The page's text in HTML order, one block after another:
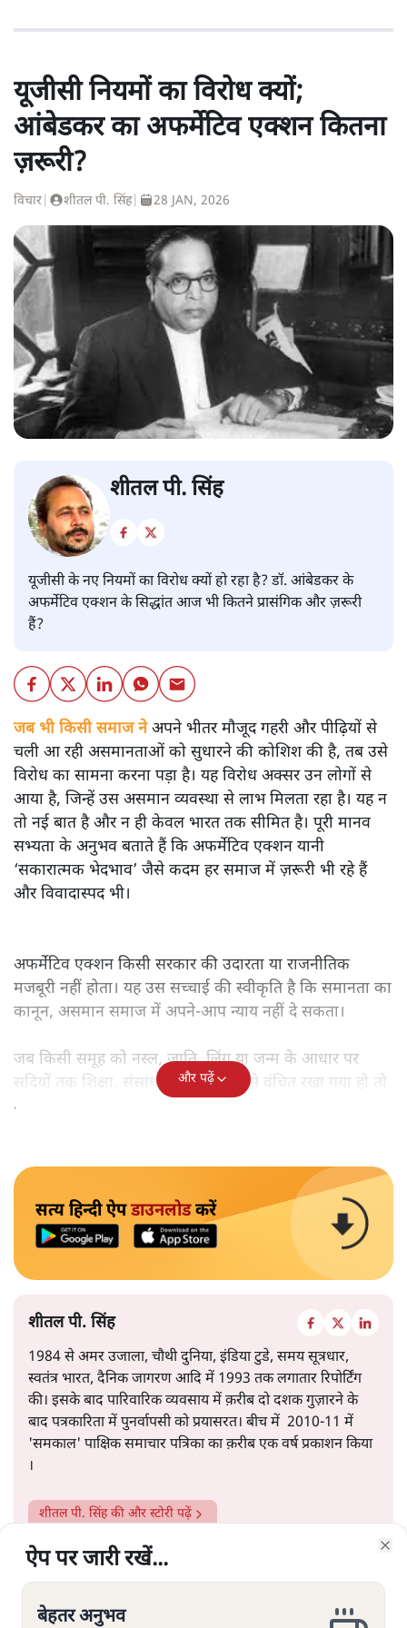
यूजीसी नियमों का विरोध क्यों;
आंबेडकर का अफर्मेटिव एक्शन कितना
ज़रूरी?
विचार शीतल पी. सिंह| 28 JAN, 2026
शीतल पी. सिंह
यूजीसी के नए नियमों का विरोध क्यों हो रहा है? डॉ. आंबेडकर के
अफर्मेटिव एक्शन के सिद्धांत आज भी कितने प्रासंगिक और ज़रूरी
हैं?
जब भी किसी समाज नेअपने भीतर मौजूद गहरी और पीढ़ियों से
चली आ रही असमानताओं को सुधारने की कोशिश की है, तब उसे
विरोध का सामना करना पड़ा है। यह विरोध अक्सर उन लोगों से
आया है, जिन्हें उस असमान व्यवस्था से लाभ मिलता रहा है। यह न
तो नई बात है और न ही केवल भारत तक सीमित है। पूरी मानव
सभ्यता के अनुभव बताते हैं कि अफर्मेटिव एक्शन यानी
‘सकारात्मक भेदभाव’ जैसे कदम हर समाज में ज़रूरी भी रहे हैं
और विवादास्पद भी।
अफर्मेटिव एक्शन किसी सरकार की उदारता या राजनीतिक
मजबूरी नहीं होता। यह उस सच्चाई की स्वीकृति है कि समानता का
कानून, असमान समाज में अपने-आप न्याय नहीं दे सकता।
जब किसी समूह को नस्ल, जाति, लिंग या जन्म के आधार पर
सदियों तक शिक्षा, संसाधनों और सम्मान से वंचित रखा गया हो तो
केवल ‘सब बराबर हैं’ कह देने से स्थिति नहीं बदलती।
और पढ़ें
सत्य हिन्दी ऐपडाउनलोडकरें
शीतल पी. सिंह
1984 से अमर उजाला, चौथी दुनिया, इंडिया टुडे, समय सूत्रधार,
स्वतंत्र भारत, दैनिक जागरण आदि में 1993 तक लगातार रिपोर्टिंग
की। इसके बाद पारिवारिक व्यवसाय में क़रीब दो दशक गुज़ारने के
बाद पत्रकारिता में पुनर्वापसी को प्रयासरत। बीच में 2010-11 में
'समकाल' पाक्षिक समाचार पत्रिका का क़रीब एक वर्ष प्रकाशन किया
।
शीतल पी. सिंहकी और स्टोरी पढ़ें
ऐप पर जारी रखें...
बेहतर अनुभव
ऐप पर जारी रखें...
बेहतर अनुभव
ऐप पर जारी रखें...
बेहतर अनुभव
ऐप पर जारी रखें...
बेहतर अनुभव
ऐप पर जारी रखें...
बेहतर अनुभव
ऐप पर जारी रखें...
बेहतर अनुभव
ऐप पर जारी रखें...
बेहतर अनुभव